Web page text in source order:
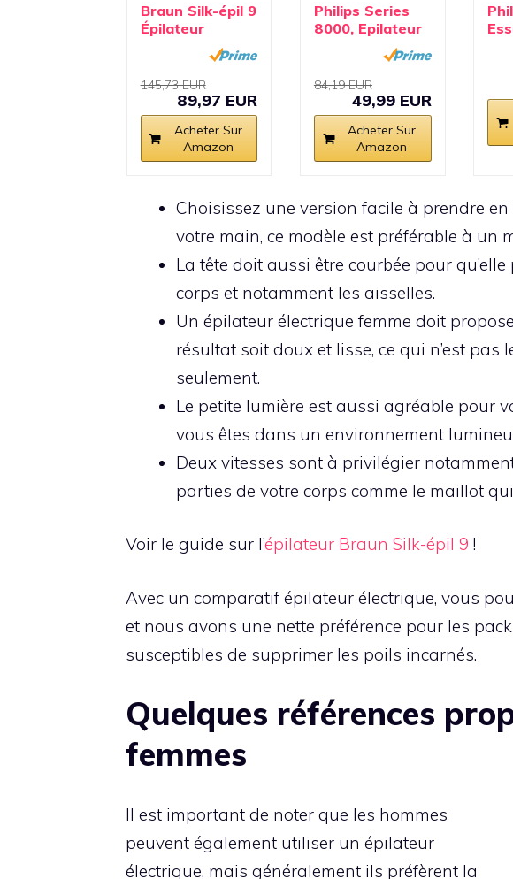
Braun Silk-épil 9
Épilateur
145,73 EUR
89,97 EUR
Acheter Sur
Amazon
Philips Series
8000, Epilateur
Wet & Dry sans
84,19 EUR
49,99 EUR
Acheter Sur
Amazon
Choisissez une version facile à prendre
votre main, ce modèle est préférable à un
La tête doit aussi être courbée pour
corps et notamment les aisselles.
Un épilateur électrique femme doit
résultat soit doux et lisse, ce qui n’est pas
seulement.
Le petite lumière est aussi agréable pour
vous êtes dans un environnement
Deux vitesses sont à privilégier
parties de votre corps comme le maillot
Voir le guide sur l’épilateur Braun Silk-épil 9 !
Avec un comparatif épilateur électrique, vous
et nous avons une nette préférence pour les
susceptibles de supprimer les poils incarnés.
Quelques références
femmes
Il est important de noter que les hommes
peuvent également utiliser un épilateur
électrique, mais généralement ils préfèrent la